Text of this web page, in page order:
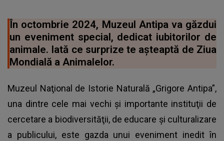
În octombrie 2024, Muzeul Antipa va găzdui
un eveniment special, dedicat iubitorilor de
animale. Iată ce surprize te așteaptă de Ziua
Mondială a Animalelor.
Muzeul Naţional de Istorie Naturală „Grigore Antipa”,
una dintre cele mai vechi și importante instituţii de
cercetare a biodiversităţii, de educare şi culturalizare
a publicului, este gazda unui eveniment inedit în